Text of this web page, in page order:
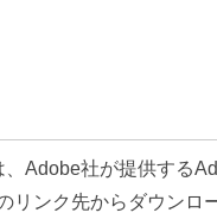
Adobe社が提供する
ンク先からダウンロ